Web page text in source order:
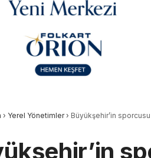
› Yerel Yönetimler› Büyükşehir’in